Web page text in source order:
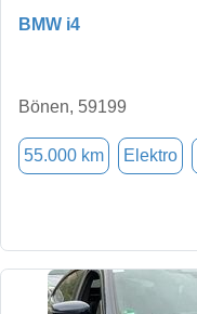
BMW i4
Bönen, 59199
55.000 km Elektro